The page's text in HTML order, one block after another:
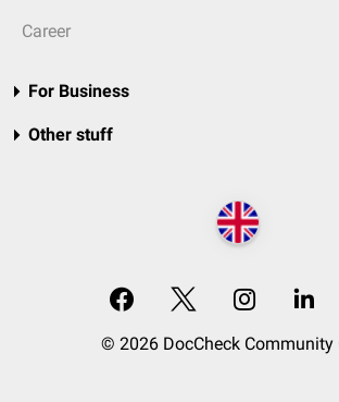
Career
For Business
Other stuff
© 2026 DocCheck Community